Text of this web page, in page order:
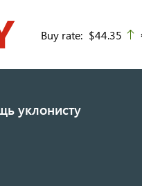
Buy rate: $44.35
уклонисту